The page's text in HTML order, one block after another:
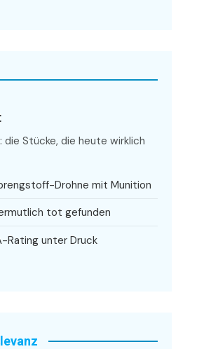
die Stücke, die heute wirklich
Drohne mit Munition
tot gefunden
Rating unter Druck